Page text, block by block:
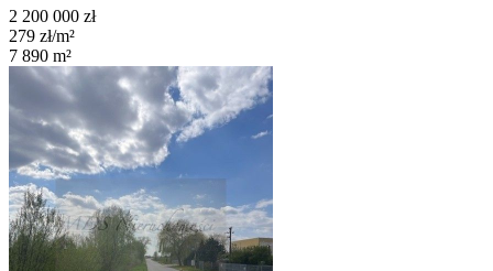
2 200 000 zł
279 zł/m²
7 890 m²